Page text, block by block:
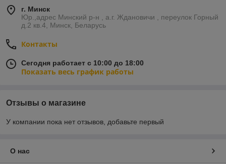
г. Минск
Юр.,адрес Минский р-н , а.г. Ждановичи , переулок Горный
д.2 кв.4, Минск, Беларусь
Контакты
Сегодня работает с 10:00 до 18:00
Показать весь график работы
Отзывы о магазине
У компании пока нет отзывов, добавьте первый
О нас